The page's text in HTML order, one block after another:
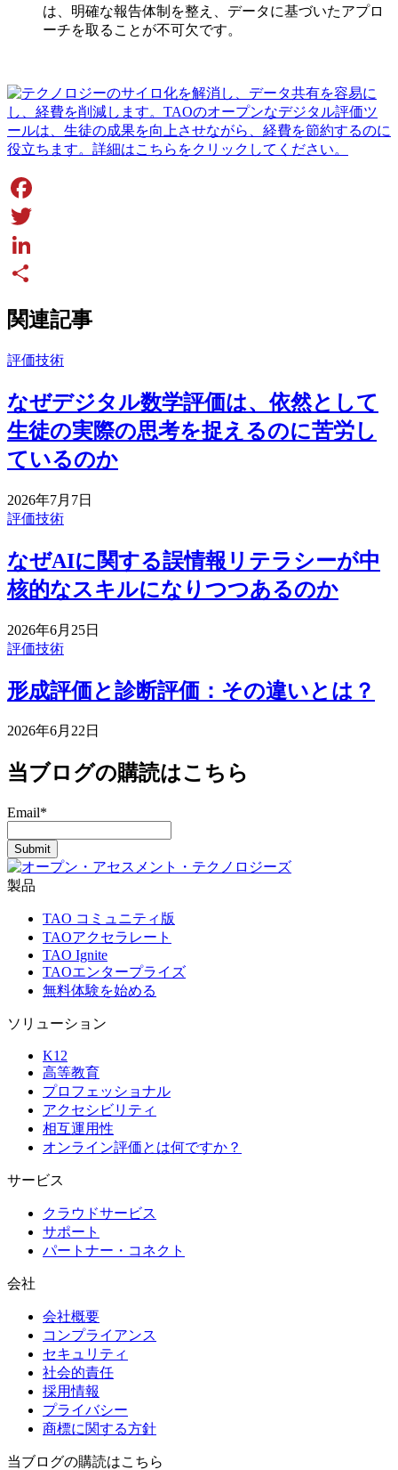
は、明確な報告体制を整え、データに基づいたアプロ
ーチを取ることが不可欠です。
Facebook
Twitter
LinkedIn
関連記事
評価技術
なぜデジタル数学評価は、依然として
生徒の実際の思考を捉えるのに苦労し
ているのか
2026年7月7日
評価技術
なぜAIに関する誤情報リテラシーが中
核的なスキルになりつつあるのか
2026年6月25日
評価技術
形成評価と診断評価：その違いとは？
2026年6月22日
当ブログの購読はこちら
Email*
製品
TAO コミュニティ版
TAOアクセラレート
TAO Ignite
TAOエンタープライズ
無料体験を始める
ソリューション
K12
高等教育
プロフェッショナル
アクセシビリティ
相互運用性
オンライン評価とは何ですか？
サービス
クラウドサービス
サポート
パートナー・コネクト
会社
会社概要
コンプライアンス
セキュリティ
社会的責任
採用情報
プライバシー
商標に関する方針
当ブログの購読はこちら